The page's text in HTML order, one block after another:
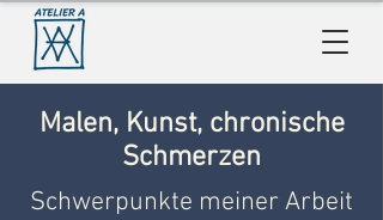
Malen, Kunst, chronische
Schmerzen
Schwerpunkte meiner Arbeit